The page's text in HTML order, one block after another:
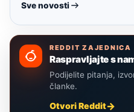
Sve novosti
REDDIT ZAJEDNICA
Raspravljajte s
Podijelite pitanja,
članke.
Otvori Reddit